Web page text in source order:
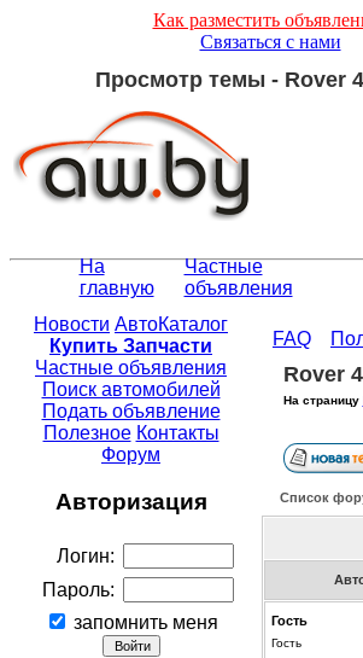
Как разместить
Связаться с нами
Просмотр темы - Rover
На
главную
Частные
объявления
Новости АвтоКаталог
Купить Запчасти
Частные объявления
Поиск автомобилей
Подать объявление
Полезное Контакты
Форум
Авторизация
Логин:
Пароль:
запомнить меня
FAQ
Rover
На страницу
Список
Гость
Гость